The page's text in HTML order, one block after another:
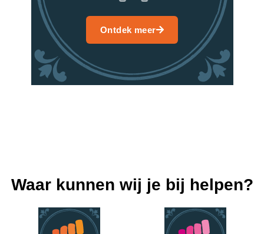
Ontdek meer
Waar kunnen wij je bij helpen?